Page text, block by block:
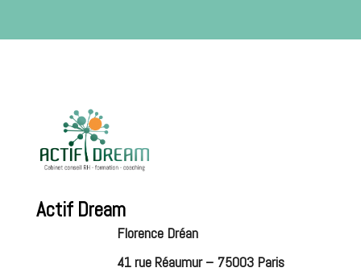
Actif Dream
Florence Dréan
41 rue Réaumur – 75003 Paris